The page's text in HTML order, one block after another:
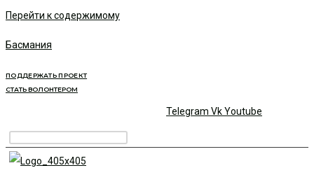
Перейти к содержимому
Басмания
ПОДДЕРЖАТЬ ПРОЕКТ
СТАТЬ ВОЛОНТЕРОМ
Telegram VkYoutube